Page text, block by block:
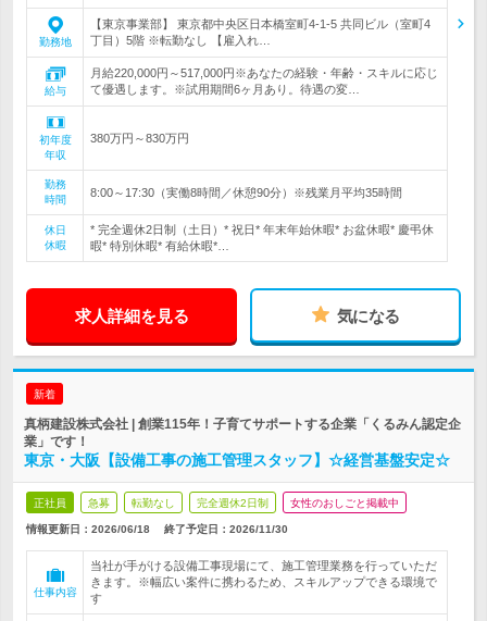
勤務地
【東京事業部】 東京都中央区日本橋室町4-1-5 共同ビル（室町4
丁目）5階 ※転勤なし 【雇入れ…
給与
月給220,000円～517,000円※あなたの経験・年齢・スキルに応じ
て優遇します。※試用期間6ヶ月あり。待遇の変…
初年度
年収
380万円～830万円
勤務
時間
8:00～17:30（実働8時間／休憩90分）※残業月平均35時間
休日
休暇
* 完全週休2日制（土日）* 祝日* 年末年始休暇* お盆休暇* 慶弔休
暇* 特別休暇* 有給休暇*…
求人詳細を見る 気になる
新着
真柄建設株式会社 | 創業115年！子育てサポートする企業「くるみん認定企
業」です！
東京・大阪【設備工事の施工管理スタッフ】☆経営基盤安定☆
正社員 急募 転勤なし 完全週休2日制 女性のおしごと掲載中
情報更新日：2026/06/18 終了予定日： 2026/11/30
仕事内容
当社が手がける設備工事現場にて、施工管理業務を行っていただ
きます。※幅広い案件に携わるため、スキルアップできる環境で
す